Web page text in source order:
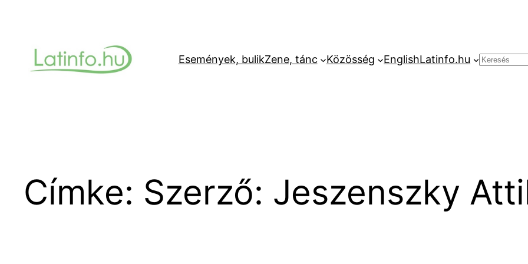
Események, bulikZene, tánc Közösség EnglishLatinfo.hu Keresés
Címke: Szerző: Jeszenszky